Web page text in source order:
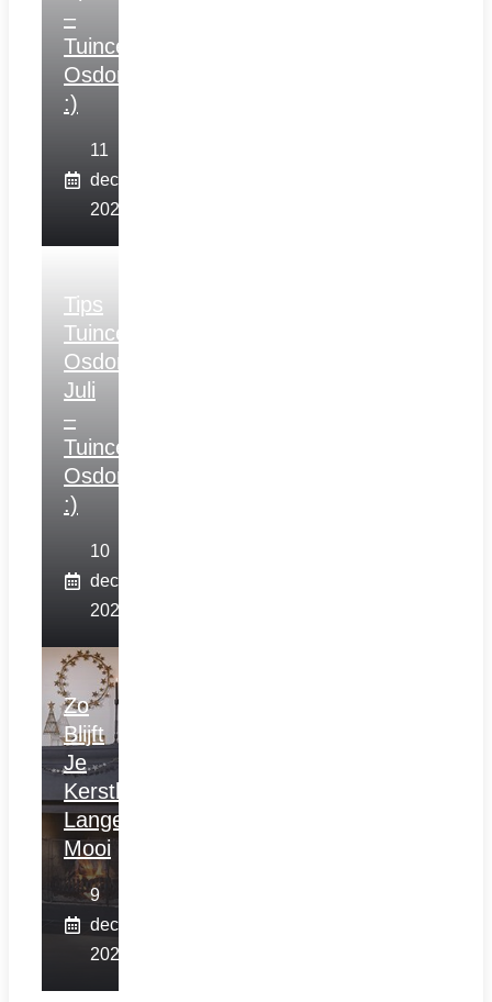
–
Tuincentrum
Osdorp
:)
11
december
2025
Tips
Tuincentrum
Osdorp
Juli
–
Tuincentrum
Osdorp
:)
10
december
2025
Zo
Blijft
Je
Kerstboom
Langer
Mooi
9
december
2025